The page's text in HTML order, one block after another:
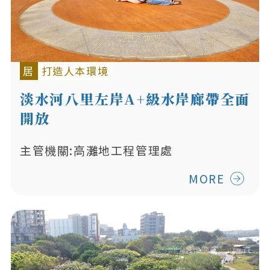
居 打造人本環境
淡水河八里左岸A+級水岸廊帶全面
開放
主管機關:高灘地工程管理處
MORE